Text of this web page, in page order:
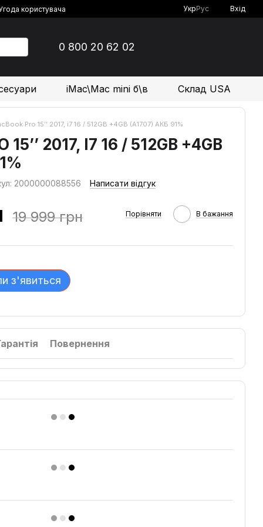
користувача
УкрРус Вхід
0 800 20 62 02
iMac\Mac mini б\в Склад USA
Pro 15’’ 2017, i7 16 / 512GB +4GB (A1707) АКБ 91%
15’’ 2017, I7 16 / 512GB +4GB
2000000088556 Написати відгук
19 999 грн Порівняти В бажання
з'явиться
Повернення